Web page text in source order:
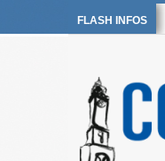
FLASH INFOS